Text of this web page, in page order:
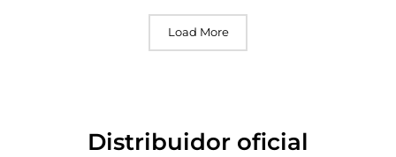
Load More
Distribuidor oficial